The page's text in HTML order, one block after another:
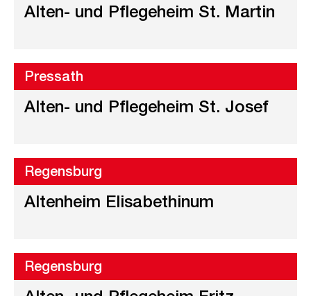
Alten- und Pflegeheim St. Martin
Pressath
Alten- und Pflegeheim St. Josef
Regensburg
Altenheim Elisabethinum
Regensburg